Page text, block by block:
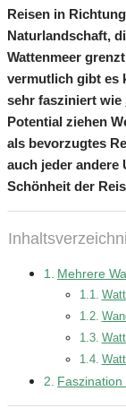
Reisen in
Naturlandschaft,
Wattenmeer
vermutlich gibt es
sehr fasziniert wie
Potential ziehen
als bevorzugtes
auch jeder andere
Schönheit der
Mehrere